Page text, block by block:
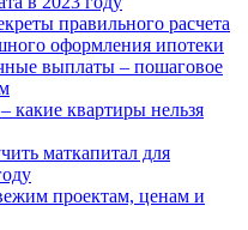
правильного расчета
оформления ипотеки
выплаты – пошаговое
какие квартиры нельзя
маткапитал для
проектам, ценам и